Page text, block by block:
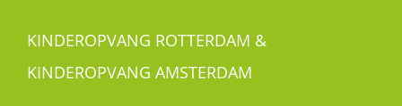
KINDEROPVANG ROTTERDAM &
KINDEROPVANG AMSTERDAM